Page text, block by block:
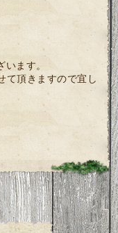
ます。
て頂きますので宜し